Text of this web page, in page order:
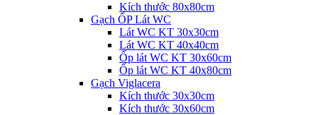
Kích thước 80x80cm
Gạch ỐP Lát WC
Lát WC KT 30x30cm
Lát WC KT 40x40cm
Ốp lát WC KT 30x60cm
Ốp lát WC KT 40x80cm
Gạch Viglacera
Kích thước 30x30cm
Kích thước 30x60cm